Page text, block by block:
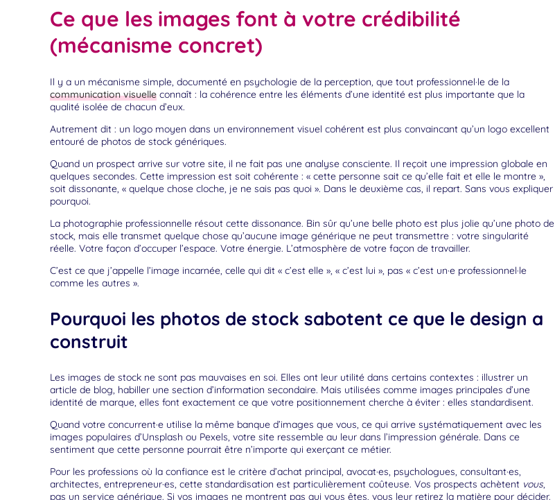
Ce que les images font à votre crédibilité
(mécanisme concret)
Il y a un mécanisme simple, documenté en psychologie de la perception, que tout professionnel·le de la
communication visuelle connaît : la cohérence entre les éléments d’une identité est plus importante que la
qualité isolée de chacun d’eux.
Autrement dit : un logo moyen dans un environnement visuel cohérent est plus convaincant qu’un logo excellent
entouré de photos de stock génériques.
Quand un prospect arrive sur votre site, il ne fait pas une analyse consciente. Il reçoit une impression globale en
quelques secondes. Cette impression est soit cohérente : « cette personne sait ce qu’elle fait et elle le montre »,
soit dissonante, « quelque chose cloche, je ne sais pas quoi ». Dans le deuxième cas, il repart. Sans vous expliquer
pourquoi.
La photographie professionnelle résout cette dissonance. Bin sûr qu’une belle photo est plus jolie qu’une photo de
stock, mais elle transmet quelque chose qu’aucune image générique ne peut transmettre : votre singularité
réelle. Votre façon d’occuper l’espace. Votre énergie. L’atmosphère de votre façon de travailler.
C’est ce que j’appelle l’image incarnée, celle qui dit « c’est elle », « c’est lui », pas « c’est un·e professionnel·le
comme les autres ».
Pourquoi les photos de stock sabotent ce que le design a
construit
Les images de stock ne sont pas mauvaises en soi. Elles ont leur utilité dans certains contextes : illustrer un
article de blog, habiller une section d’information secondaire. Mais utilisées comme images principales d’une
identité de marque, elles font exactement ce que votre positionnement cherche à éviter : elles standardisent.
Quand votre concurrent·e utilise la même banque d’images que vous, ce qui arrive systématiquement avec les
images populaires d’Unsplash ou Pexels, votre site ressemble au leur dans l’impression générale. Dans ce
sentiment que cette personne pourrait être n’importe qui exerçant ce métier.
Pour les professions où la confiance est le critère d’achat principal, avocat·es, psychologues, consultant·es,
architectes, entrepreneur·es, cette standardisation est particulièrement coûteuse. Vos prospects achètent vous,
pas un service générique. Si vos images ne montrent pas qui vous êtes, vous leur retirez la matière pour décider.